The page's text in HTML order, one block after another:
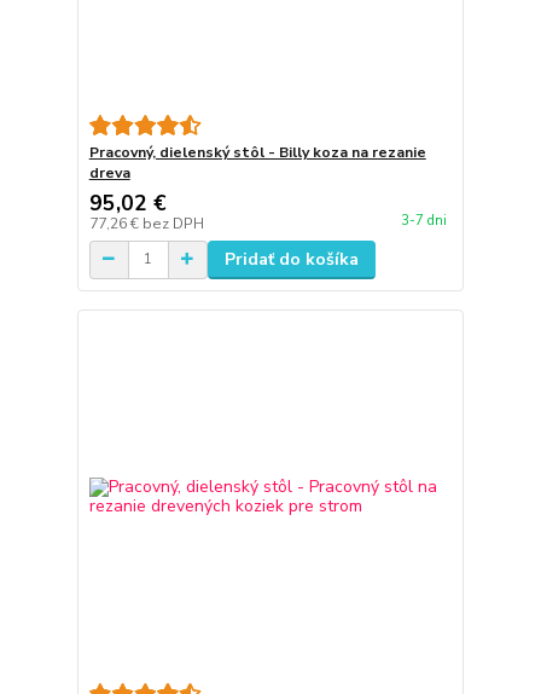
Pracovný, dielenský stôl - Billy koza na rezanie
dreva
95,02 €
77,26 € bez DPH 3-7 dni
Pridať do košíka